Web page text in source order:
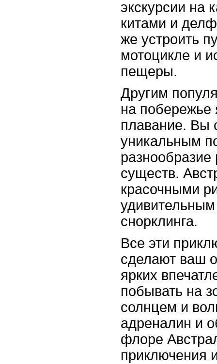
экскурсии на
китами и
же устроить
мотоцикле и
пещеры.
Другим
на побережье
плавание. Вы
уникальным
существ.
красочными
снорклинга.
Все эти
сделают ваш
ярких
побывать на
солнцем и
адреналин и
флоре
приключения